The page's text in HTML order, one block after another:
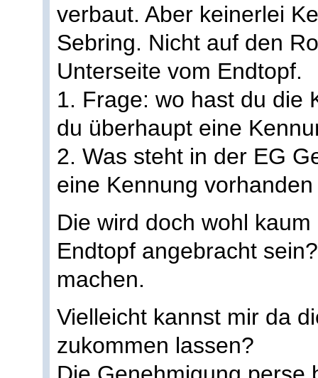
verbaut. Aber keinerlei
Sebring. Nicht auf den
Unterseite vom Endtopf.
1. Frage: wo hast du die
du überhaupt eine
2. Was steht in der EG
eine Kennung
Die wird doch wohl
Endtopf angebracht
machen.
Vielleicht kannst mir da
zukommen lassen?